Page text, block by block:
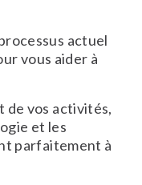
actuel
vous aider à
vos activités,
et les
parfaitement à